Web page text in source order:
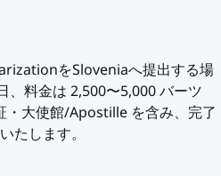
をSloveniaへ提出する場
、料金は 2,500〜5,000 バーツ
・大使館/Apostille を含み、完了
たします。